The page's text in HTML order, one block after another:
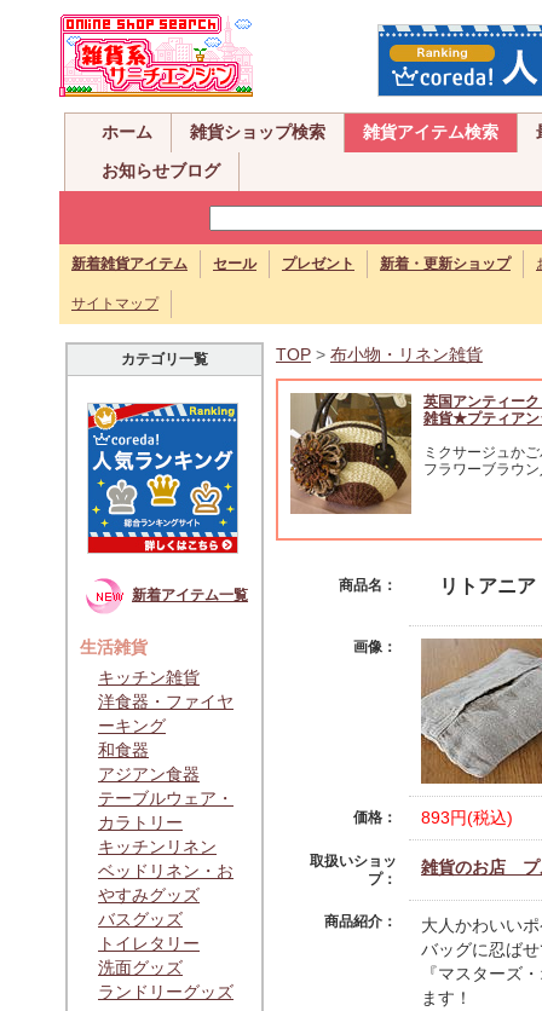
ホーム 雑貨ショップ検索 雑貨アイテム検索
お知らせブログ
新着雑貨アイテム セール プレゼント 新着・更新ショップ
サイトマップ
カテゴリ一覧
新着アイテム一覧
生活雑貨
キッチン雑貨
洋食器・ファイヤ
ーキング
和食器
アジアン食器
テーブルウェア・
カラトリー
キッチンリネン
ベッドリネン・お
やすみグッズ
バスグッズ
トイレタリー
洗面グッズ
ランドリーグッズ
TOP > 布小物・リネン雑貨
英国アンティー
雑貨★プティアン
ミクサージュか
フラワーブラウ
商品名： リトアニ
画像：
価格： 893円(税込)
取扱いショッ
プ：
雑貨のお店
商品紹介：
大人かわいい
バッグに忍ば
『マスターズ
ます！